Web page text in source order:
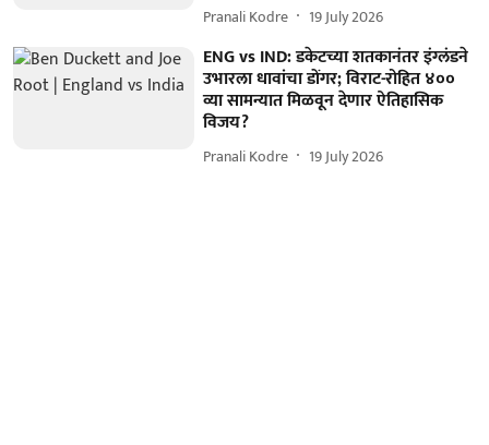
Pranali Kodre 19 July 2026
ENG vs IND: डकेटच्या शतकानंतर इंग्लंडने
उभारला धावांचा डोंगर; विराट-रोहित ४००
व्या सामन्यात मिळवून देणार ऐतिहासिक
विजय?
Pranali Kodre 19 July 2026